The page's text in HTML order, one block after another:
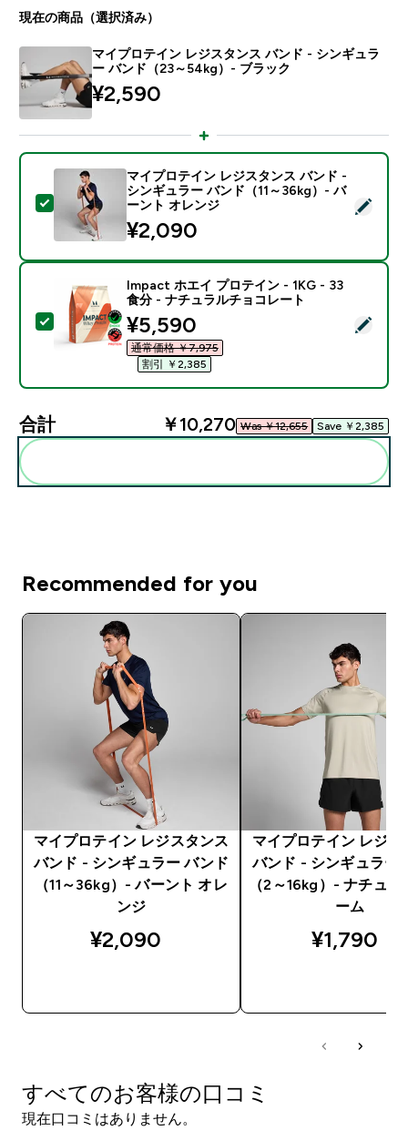
現在の商品（選択済み）
マイプロテイン レジスタンス バンド - シンギュラ
ー バンド（23～54kg）- ブラック
¥2,590‎
この商品を選択 - マイプロテイン レジスタンス バン
マイプロテイン レジスタンス バンド -
シンギュラー バンド（11～36kg）- バ
ーント オレンジ
¥2,090‎
この商品を選択 - Impact ホエイ プロテイン - 1KG -
Impact ホエイ プロテイン - 1KG - 33
食分 - ナチュラルチョコレート
discounted price
¥5,590‎
通常価格 ￥7,975‎
割引 ￥2,385‎
合計 ￥10,270‎ Was ￥12,655‎ Save ￥2,385‎
Recommended for you
マイプロテイン レジスタンス
バンド - シンギュラー バンド
（11～36kg）- バーント オレ
ンジ
¥2,090‎
マイプロテイン レジス
バンド - シンギュラー
（2～16kg）- ナチュラ
ーム
¥1,790‎
すべてのお客様の口コミ
現在口コミはありません。